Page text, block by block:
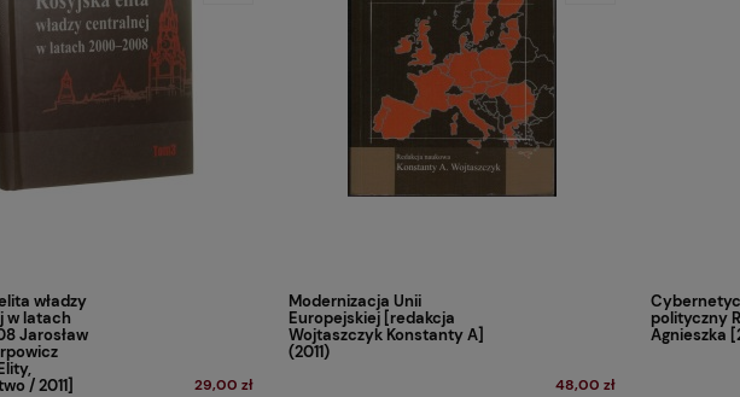
władzy
w latach
Jarosław
/ 2011]
29,00 zł
Modernizacja Unii
Europejskiej [redakcja
Wojtaszczyk Konstanty A]
(2011)
48,00 zł
polityczny
Agnieszka